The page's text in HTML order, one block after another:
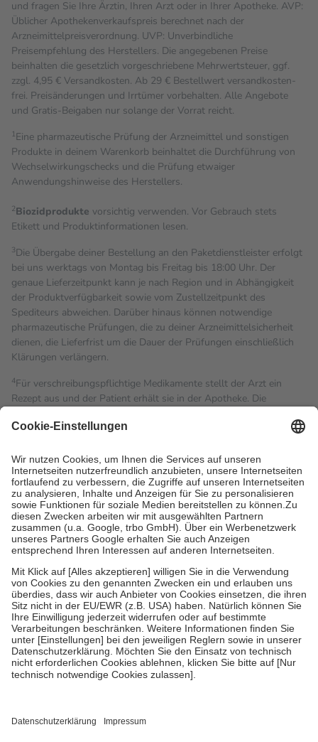
und fragen Sie Ihre Ärztin, Ihren Arzt oder in Ihrer Apotheke. AVP:
Üblicher Apothekenverkaufspreis berechnet nach der
Arzneimittelpreisverordnung. UVP: Unverbindliche
Preisempfehlung des Herstellers. Die angegebenen Preise
beinhalten die gesetzlich vorgeschriebene Mehrwertsteuer, ggf.
zzgl. 4,95 € Versandkosten. Ab 29 € Bestell­wert versand­kosten­
frei. Preisänderungen und Irrtümer vorbehalten. Alle Angebote
und Gratis-Beigaben nur solange der Vorrat reicht.
1Eine pharmazeutische Prüfung der Arzneimittel und sonstigen
Produkte in deinem Warenkorb beinhaltet die Durchführung von
Wechselwirkungschecks und die Prüfung etwaiger
Anwendungshinweise des Herstellers.
2Biozidprodukte vorsichtig verwenden. Vor Gebrauch stets
Etikett und Produktinformationen lesen.
3Die Übergabe deiner Bestellung an den Paketdienstleister erfolgt
bei uns werktags von Montag bis Freitag bis 18:00 Uhr. Der
genaue Lieferzeitpunkt kann je nach Region und in Abhängigkeit
der Produktverfügbarkeit sowie vom Zustellzeitpunkt des
Spediteurs abweichen. Darüber hinaus können notwendige
pharmazeutische Prüfungen, die zu deiner Arzneimittelsicherheit
dienen, die Lieferfrist um die Dauer der Prüfungen einschließlich
Klärungen verlängern.
4Für verschreibungspflichtige Medikamente stellt der Arzt ein
Rezept aus und der Patient erhält sie in der Apotheke. Die
Kosten dafür, der Versicherte trägt einen Teil davon als Zuzahlung
Grundsätzlich leisten Mitglieder Zuzahlungen in Höhe von zehn
Prozent des Abgabepreises,mindestensjedochfünf Euround
höchstens zehn Euro.Es sind jedoch nie mehr als die
tatsächlichen Kosten der Leistung zu entrichten.
Diese Regeln gelten grundsätzlich auch für Online-Apotheken.
Bei Heilmitteln und häuslicher Krankenpflege beträgt die
Zuzahlung zehn Prozent der Kosten sowie zehn Euro je
Um das Engagement der Versicherten für ihre eigene Gesundheit
zu stärken und die besondere Stellung der Familie zu unterstützen,
fallenkeine Zuzahlungenan bei:
• Kindern und Jugendlichen bis zum vollendeten 18. Lebensjahr
mit Ausnahme der Fahrkosten
• Untersuchungen zur Vorsorge und Früherkennung, die von der
GKV getragen werden
• empfohlenen Schutzimpfungen
Wir nutzen Trusted Shops als unabhängigen Dienstleister für die